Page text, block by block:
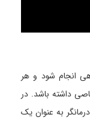
انجام شود و هر
داشته باشد. در
به عنوان یک